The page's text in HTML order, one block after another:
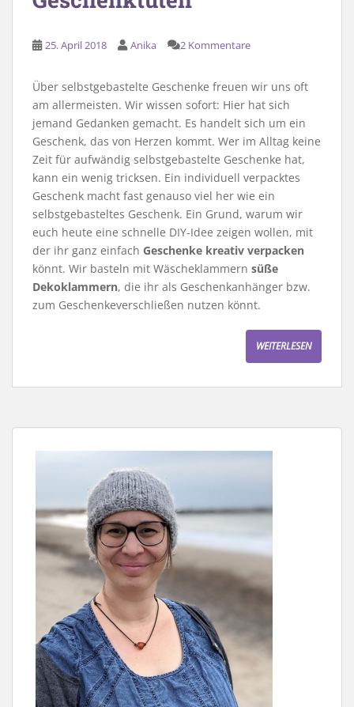
25. April 2018 Anika 2 Kommentare
Über selbstgebastelte Geschenke freuen wir uns oft
am allermeisten. Wir wissen sofort: Hier hat sich
jemand Gedanken gemacht. Es handelt sich um ein
Geschenk, das von Herzen kommt. Wer im Alltag keine
Zeit für aufwändig selbstgebastelte Geschenke hat,
kann ein wenig tricksen. Ein individuell verpacktes
Geschenk macht fast genauso viel her wie ein
selbstgebasteltes Geschenk. Ein Grund, warum wir
euch heute eine schnelle DIY-Idee zeigen wollen, mit
der ihr ganz einfach Geschenke kreativ verpacken
könnt. Wir basteln mit Wäscheklammern süße
Dekoklammern, die ihr als Geschenkanhänger bzw.
zum Geschenkeverschließen nutzen könnt.
WEITERLESEN